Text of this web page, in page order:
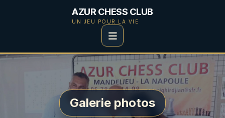
AZUR CHESS CLUB
UN JEU POUR LA VIE
Galerie photos